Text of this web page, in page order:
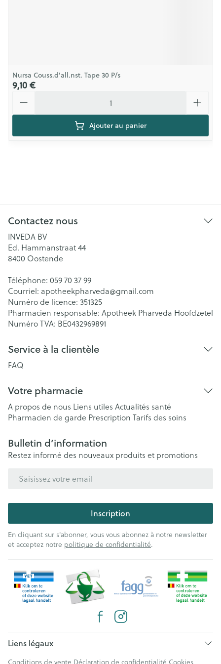
Nursa Couss.d'all.nst. Tape 30 P/s
9,10 €
Ajouter au panier
Contactez nous
INVEDA BV
Ed. Hammanstraat 44
8400 Oostende
Téléphone: 059 70 37 99
Courriel: apotheekpharveda@gmail.com
Numéro de licence: 351325
Pharmacien responsable: Apotheek Pharveda Hoofdzetel
Numéro TVA: BE0432969891
Service à la clientèle
FAQ
Votre pharmacie
A propos de nous Liens utiles Actualités santé
Pharmacien de garde Prescription Tarifs des soins
Bulletin d’information
Restez informé des nouveaux produits et promotions
Inscription
En cliquant sur s'abonner, vous vous abonnez à notre newsletter
et acceptez notre politique de confidentialité.
Liens légaux
Conditions de vente Déclaration de confidentialité Cookies